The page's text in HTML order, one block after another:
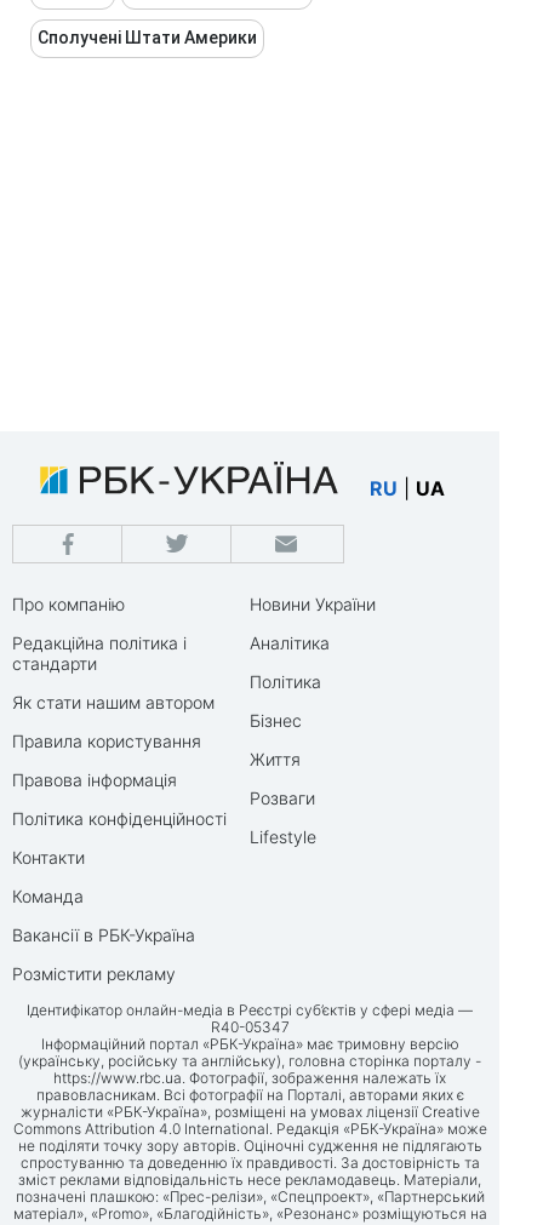
Сполучені Штати Америки
RU UA
Про компанію
Редакційна політика і
стандарти
Як стати нашим автором
Правила користування
Правова інформація
Політика конфіденційності
Контакти
Команда
Вакансії в РБК-Україна
Розмістити рекламу
Новини України
Аналітика
Політика
Бізнес
Життя
Розваги
Lifestyle
Ідентифікатор онлайн-медіа в Реєстрі суб’єктів у сфері медіа —
R40-05347
Інформаційний портал «РБК-Україна» має тримовну версію
(українську, російську та англійську), головна сторінка порталу -
https://www.rbc.ua. Фотографії, зображення належать їх
правовласникам. Всі фотографії на Порталі, авторами яких є
журналісти «РБК-Україна», розміщені на умовах ліцензії Creative
Commons Attribution 4.0 International. Редакція «РБК-Україна» може
не поділяти точку зору авторів. Оціночні судження не підлягають
спростуванню та доведенню їх правдивості. За достовірність та
зміст реклами відповідальність несе рекламодавець. Матеріали,
позначені плашкою: «Прес-релізи», «Спецпроект», «Партнерський
матеріал», «Promo», «Благодійність», «Резонанс» розміщуються на